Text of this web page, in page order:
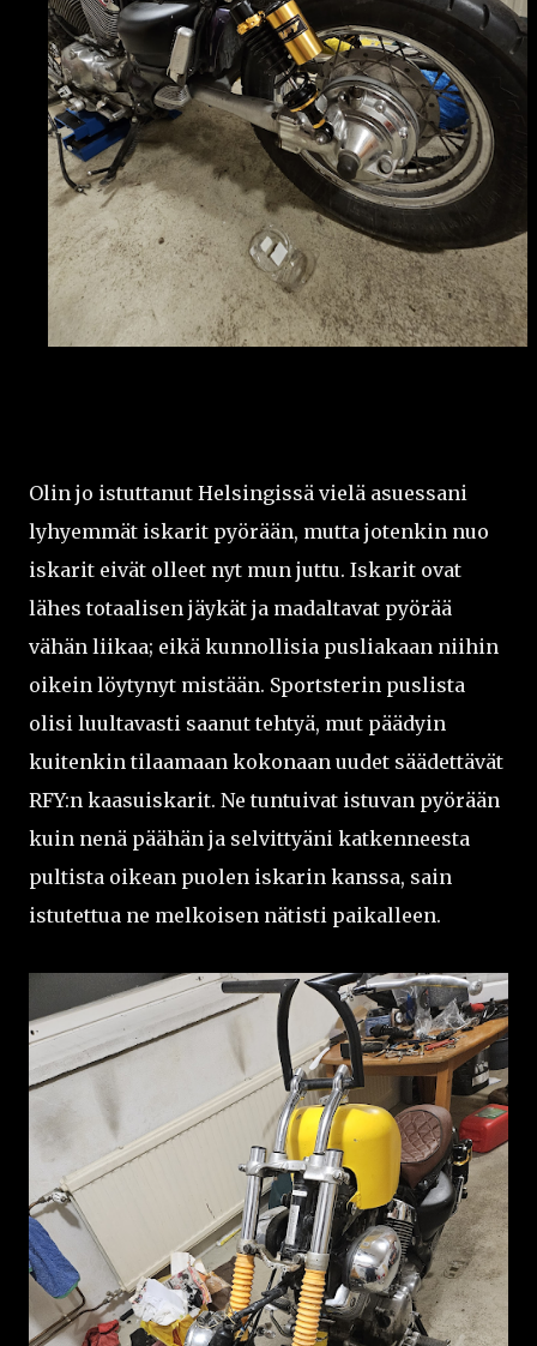
Olin jo istuttanut Helsingissä vielä asuessani
lyhyemmät iskarit pyörään, mutta jotenkin nuo
iskarit eivät olleet nyt mun juttu. Iskarit ovat
lähes totaalisen jäykät ja madaltavat pyörää
vähän liikaa; eikä kunnollisia pusliakaan niihin
oikein löytynyt mistään. Sportsterin puslista
olisi luultavasti saanut tehtyä, mut päädyin
kuitenkin tilaamaan kokonaan uudet säädettävät
RFY:n kaasuiskarit. Ne tuntuivat istuvan pyörään
kuin nenä päähän ja selvittyäni katkenneesta
pultista oikean puolen iskarin kanssa, sain
istutettua ne melkoisen nätisti paikalleen.